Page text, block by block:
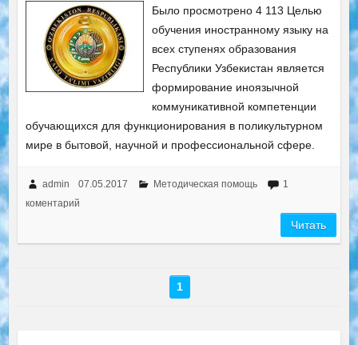
Было просмотрено 4 113 Целью
обучения иностранному языку на
всех ступенях образования
Республики Узбекистан является
формирование иноязычной
коммуникативной компетенции
обучающихся для функционирования в поликультурном
мире в бытовой, научной и профессиональной сфере.
admin 07.05.2017 Методическая помощь
1
коментарий
Читать
1